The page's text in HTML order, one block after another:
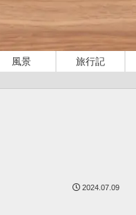
風景 旅行記
2024.07.09